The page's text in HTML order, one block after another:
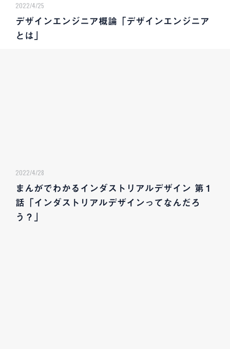
2022/4/25
デザインエンジニア概論「デザインエンジニア
とは」
2022/4/28
まんがでわかるインダストリアルデザイン 第１
話「インダストリアルデザインってなんだろ
う？」